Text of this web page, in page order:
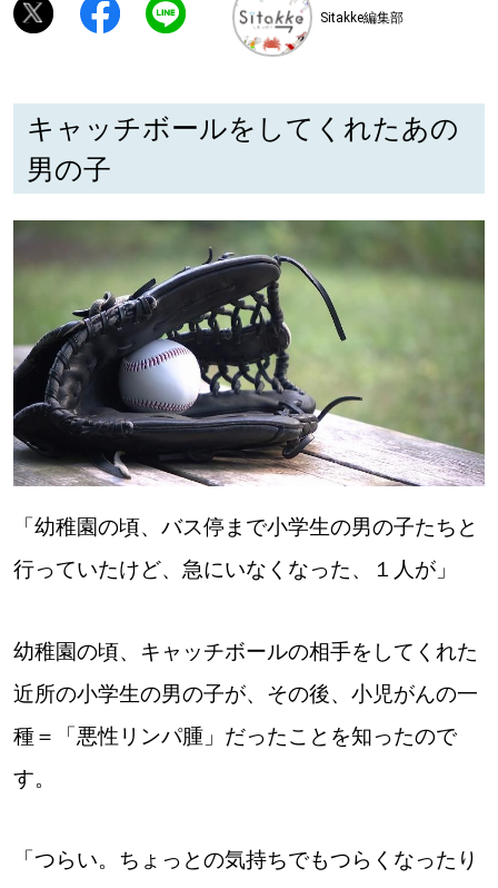
みがく
SitakkeTV
LOCAL ローカルエリア
all
札幌
道北
道南
道東
道央
KEYWORD
Sitakke編集部
キャッチボールをしてくれたあの
男の子
「幼稚園の頃、バス停まで小学生の男の子たちと
行っていたけど、急にいなくなった、１人が」
幼稚園の頃、キャッチボールの相手をしてくれた
近所の小学生の男の子が、その後、小児がんの一
種＝「悪性リンパ腫」だったことを知ったので
す。
「つらい。ちょっとの気持ちでもつらくなったり